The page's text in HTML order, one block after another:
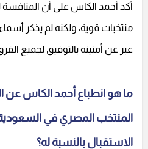
أكد أحمد الكاس على أن
منتخبات قوية، ولكنه لم يذكر
عبر عن أمنيته بالتوفيق لجميع
ما هو انطباع أحمد الكاس عن
المنتخب المصري في
الاستقبال بالنسبة له؟